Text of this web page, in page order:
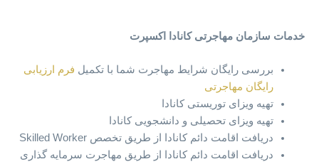
خدمات سازمان مهاجرتی کانادا اکسپرت
بررسی رایگان شرایط مهاجرت شما با تکمیل فرم ارزیابی
رایگان مهاجرتی
تهیه ویزای توریستی کانادا
تهیه ویزای تحصیلی و دانشجویی کانادا
دریافت اقامت دائم کانادا از طریق تخصص Skilled Worker
دریافت اقامت دائم کانادا از طریق مهاجرت سرمایه گذاری